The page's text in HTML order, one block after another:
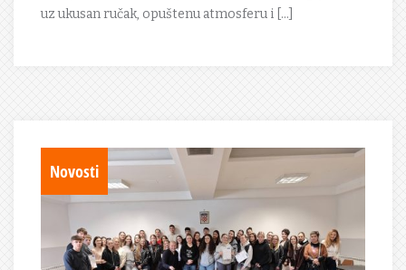
uz ukusan ručak, opuštenu atmosferu i […]
Novosti